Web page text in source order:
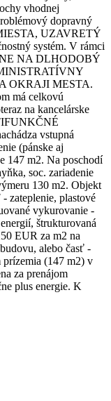
vhodnej
dopravný
UZAVRETÝ
systém. V rámci
NA DLHODOBÝ
OKRAJI MESTA.
má celkovú
na kancelárske
vstupná
(pánske aj
147 m2. Na poschodí
soc. zariadenie
130 m2. Objekt
zateplenie, plastové
vykurovanie -
štrukturovaná
EUR za m2 na
alebo časť -
prízemia (147 m2) v
za prenájom
plus energie. K